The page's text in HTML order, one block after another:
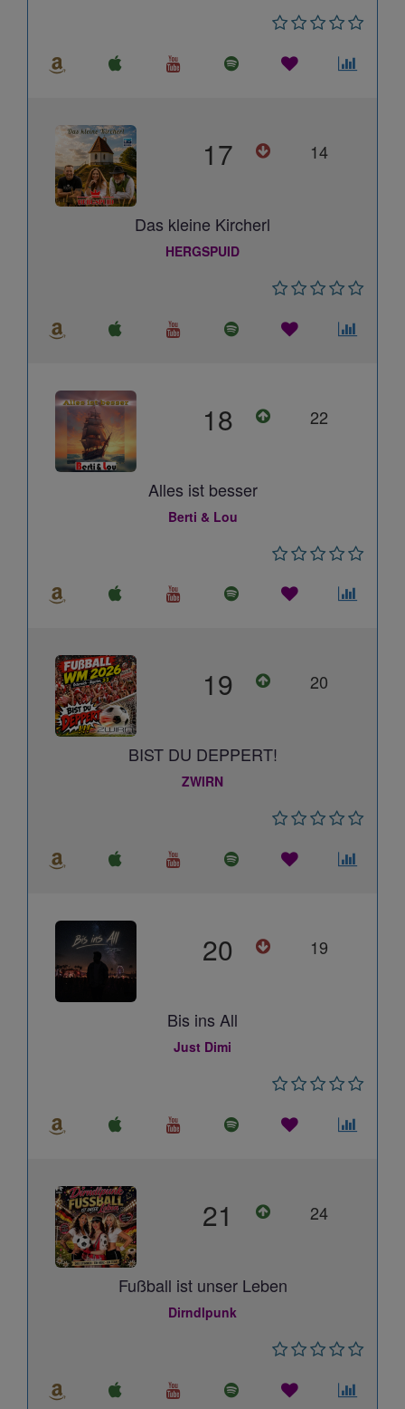
17 14
Das kleine Kircherl
HERGSPUID
18 22
Alles ist besser
Berti & Lou
19 20
BIST DU DEPPERT!
ZWIRN
20 19
Bis ins All
Just Dimi
21 24
Fußball ist unser Leben
Dirndlpunk